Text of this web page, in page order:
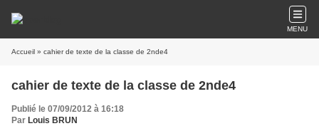
MENU
Accueil » cahier de texte de la classe de 2nde4
cahier de texte de la classe de 2nde4
Publié le 07/09/2012 à 16:18
Par Louis BRUN